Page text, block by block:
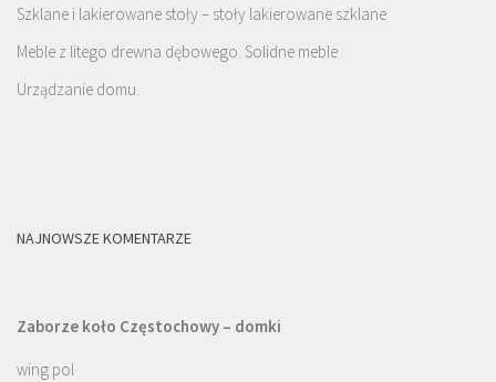
Szklane i lakierowane stoły – stoły lakierowane szklane
Meble z litego drewna dębowego. Solidne meble
Urządzanie domu.
NAJNOWSZE KOMENTARZE
Zaborze koło Częstochowy – domki
wing pol